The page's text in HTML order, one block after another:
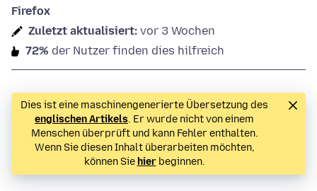
Firefox
Zuletzt aktualisiert: vor 3 Wochen
72% der Nutzer finden dies hilfreich
Dies ist eine maschinengenerierte Übersetzung des
englischen Artikels. Er wurde nicht von einem
Menschen überprüft und kann Fehler enthalten.
Wenn Sie diesen Inhalt überarbeiten möchten,
können Sie hierbeginnen.